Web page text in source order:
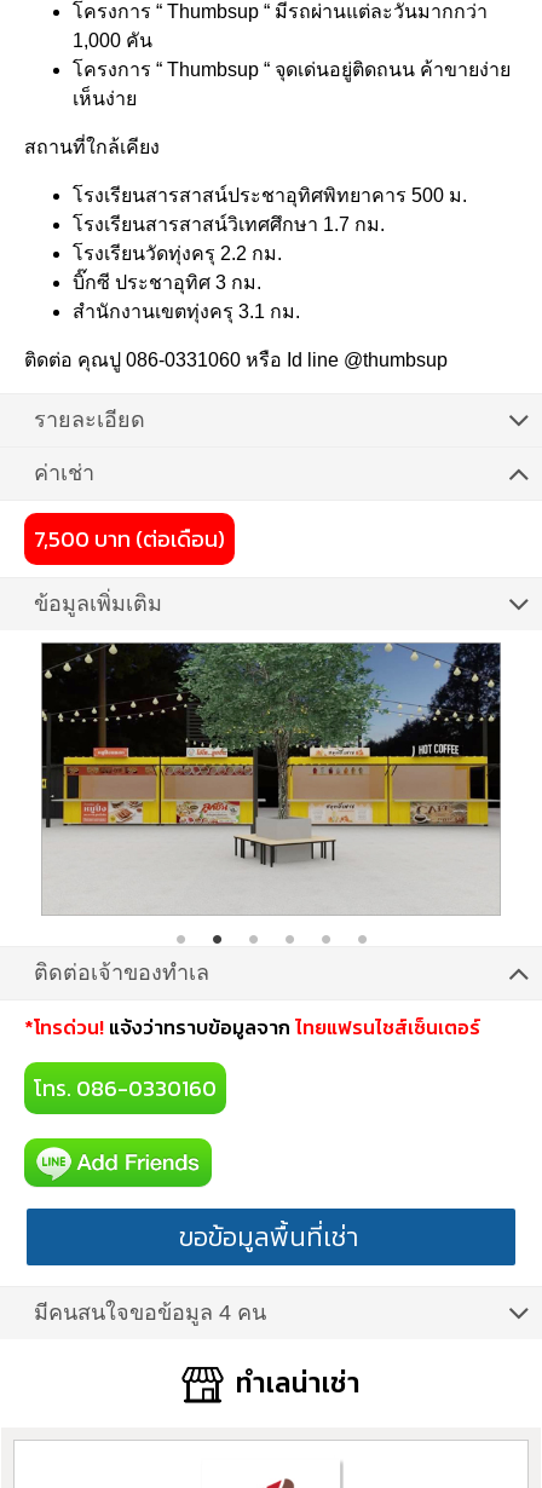
โครงการ “ Thumbsup “ มีรถผ่านแต่ละวันมากกว่า
1,000 คัน
โครงการ “ Thumbsup “ จุดเด่นอยู่ติดถนน ค้าขายง่าย
เห็นง่าย
สถานที่ใกล้เคียง
โรงเรียนสารสาสน์ประชาอุทิศพิทยาคาร 500 ม.
โรงเรียนสารสาสน์วิเทศศึกษา 1.7 กม.
โรงเรียนวัดทุ่งครุ 2.2 กม.
บิ๊กซี ประชาอุทิศ 3 กม.
สำนักงานเขตทุ่งครุ 3.1 กม.
ติดต่อ คุณปู 086-0331060 หรือ Id line @thumbsup
รายละเอียด
ค่าเช่า
7,500 บาท (ต่อเดือน)
ข้อมูลเพิ่มเติม
ติดต่อเจ้าของทำเล
*โทรด่วน! แจ้งว่าทราบข้อมูลจาก ไทยแฟรนไชส์เซ็นเตอร์
โทร. 086-0330160
ขอข้อมูลพื้นที่เช่า
มีคนสนใจขอข้อมูล 4 คน
ทำเลน่าเช่า